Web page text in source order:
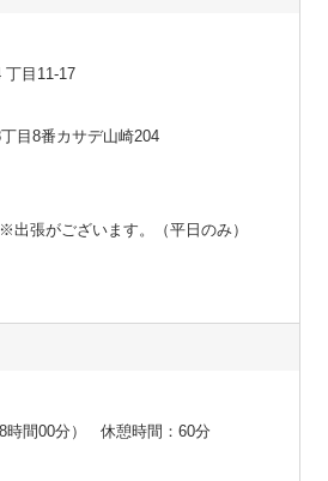
丁目11-17
目8番カサデ山崎204
張がございます。（平日のみ）
時間00分） 休憩時間：60分